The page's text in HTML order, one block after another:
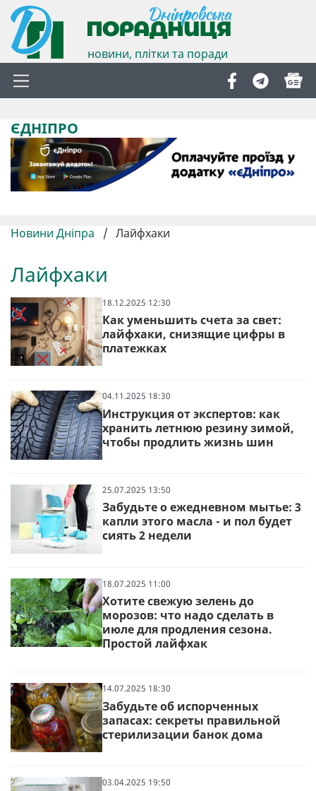
новини, плітки та поради
ЄДНІПРО
Новини Дніпра / Лайфхаки
Лайфхаки
18.12.2025 12:30
Как уменьшить счета за свет:
лайфхаки, снизящие цифры в
платежках
04.11.2025 18:30
Инструкция от экспертов: как
хранить летнюю резину зимой,
чтобы продлить жизнь шин
25.07.2025 13:50
Забудьте о ежедневном мытье: 3
капли этого масла - и пол будет
сиять 2 недели
18.07.2025 11:00
Хотите свежую зелень до
морозов: что надо сделать в
июле для продления сезона.
Простой лайфхак
14.07.2025 18:30
Забудьте об испорченных
запасах: секреты правильной
стерилизации банок дома
03.04.2025 19:50